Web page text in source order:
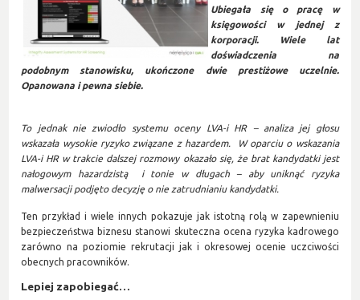
Ubiegała się o pracę w
księgowości w jednej z
korporacji. Wiele lat
doświadczenia na
podobnym stanowisku, ukończone dwie prestiżowe uczelnie.
Opanowana i pewna siebie.
To jednak nie zwiodło systemu oceny LVA-i HR – analiza jej głosu
wskazała wysokie ryzyko związane z hazardem. W oparciu o wskazania
LVA-i HR w trakcie dalszej rozmowy okazało się, że brat kandydatki jest
nałogowym hazardzistą i tonie w długach – aby uniknąć ryzyka
malwersacji podjęto decyzję o nie zatrudnianiu kandydatki.
Ten przykład i wiele innych pokazuje jak istotną rolą w zapewnieniu
bezpieczeństwa biznesu stanowi skuteczna ocena ryzyka kadrowego
zarówno na poziomie rekrutacji jak i okresowej ocenie uczciwości
obecnych pracowników.
Lepiej zapobiegać…